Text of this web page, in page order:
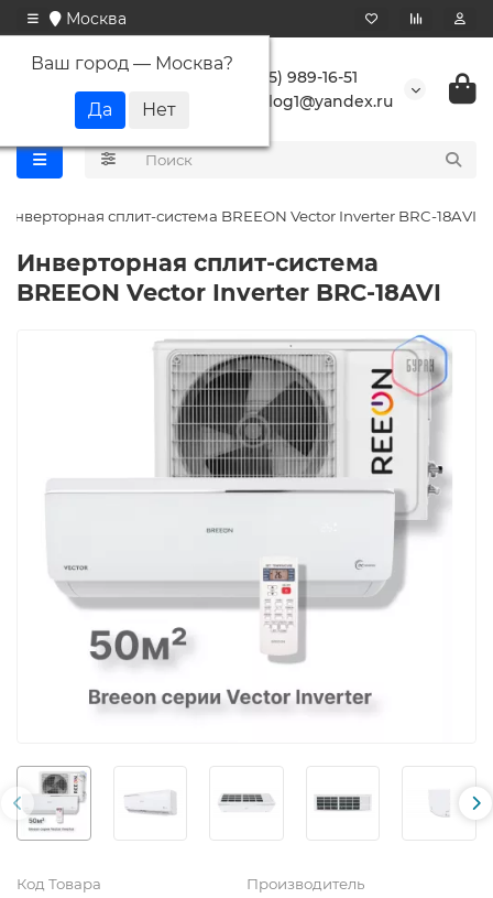
Москва
Ваш город — Москва?
+7 (495) 989-16-51
buranlog1@yandex.ru
Инверторная сплит-система BREEON Vector Inverter BRC-18AVI
Инверторная сплит-система
BREEON Vector Inverter BRC-18AVI
Код Товара Производитель